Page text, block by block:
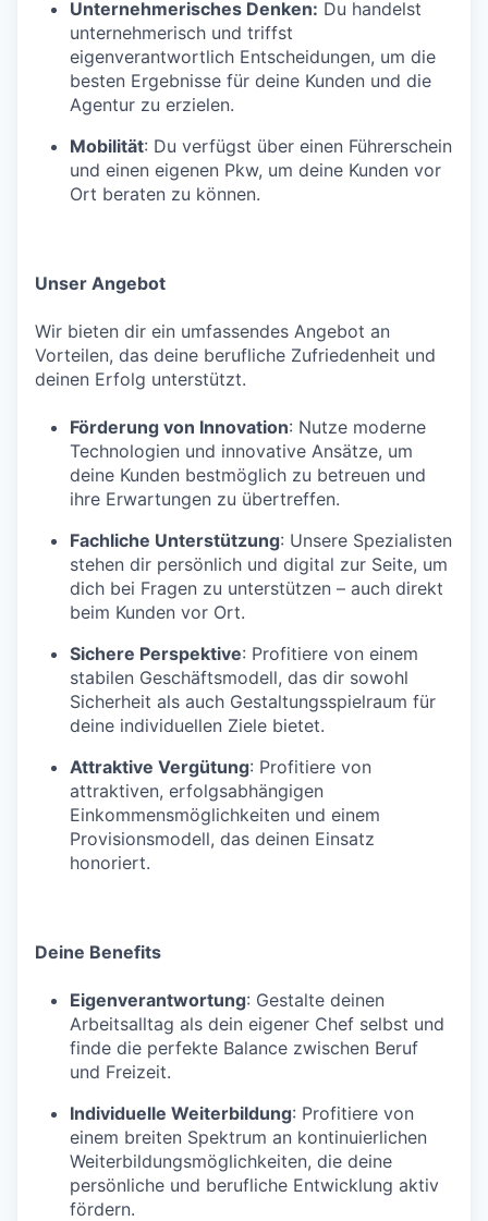
Unternehmerisches Denken: Du handelst
unternehmerisch und triffst
eigenverantwortlich Entscheidungen, um die
besten Ergebnisse für deine Kunden und die
Agentur zu erzielen.
Mobilität: Du verfügst über einen Führerschein
und einen eigenen Pkw, um deine Kunden vor
Ort beraten zu können.
Unser Angebot
Wir bieten dir ein umfassendes Angebot an
Vorteilen, das deine berufliche Zufriedenheit und
deinen Erfolg unterstützt.
Förderung von Innovation: Nutze moderne
Technologien und innovative Ansätze, um
deine Kunden bestmöglich zu betreuen und
ihre Erwartungen zu übertreffen.
Fachliche Unterstützung: Unsere Spezialisten
stehen dir persönlich und digital zur Seite, um
dich bei Fragen zu unterstützen – auch direkt
beim Kunden vor Ort.
Sichere Perspektive: Profitiere von einem
stabilen Geschäftsmodell, das dir sowohl
Sicherheit als auch Gestaltungsspielraum für
deine individuellen Ziele bietet.
Attraktive Vergütung: Profitiere von
attraktiven, erfolgsabhängigen
Einkommensmöglichkeiten und einem
Provisionsmodell, das deinen Einsatz
honoriert.
Deine Benefits
Eigenverantwortung: Gestalte deinen
Arbeitsalltag als dein eigener Chef selbst und
finde die perfekte Balance zwischen Beruf
und Freizeit.
Individuelle Weiterbildung: Profitiere von
einem breiten Spektrum an kontinuierlichen
Weiterbildungsmöglichkeiten, die deine
persönliche und berufliche Entwicklung aktiv
fördern.